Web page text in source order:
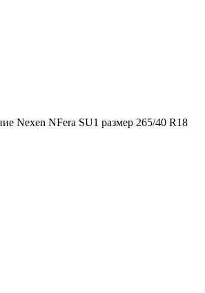
Nexen NFera SU1 размер 265/40 R18